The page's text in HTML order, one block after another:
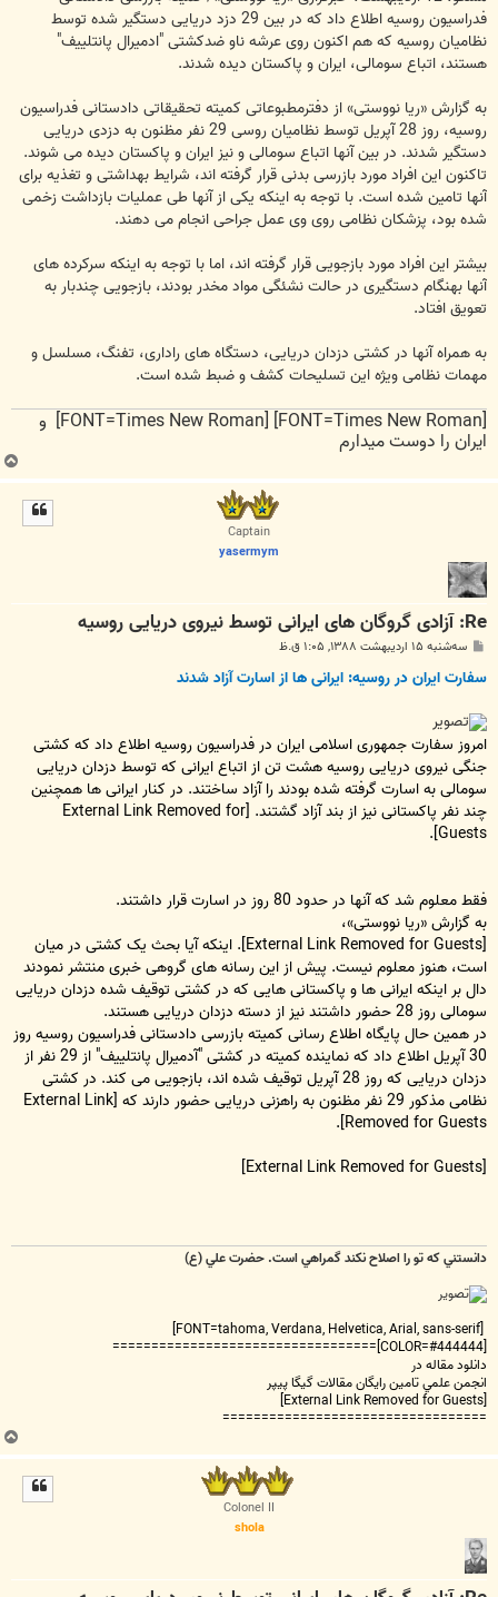
فدراسیون روسیه اطلاع داد که در بین 29 دزد دریایی دستگیر شده توسط
نظامیان روسیه که هم اکنون روی عرشه ناو ضدکشتی "ادمیرال پانتلییف"
هستند، اتباع سومالی، ایران و پاکستان دیده شدند.
به گزارش «ریا نووستی» از دفترمطبوعاتی کمیته تحقیقاتی دادستانی فدراسیون
روسیه، روز 28 آپریل توسط نظامیان روسی 29 نفر مظنون به دزدی دریایی
دستگیر شدند. در بین آنها اتباع سومالی و نیز ایران و پاکستان دیده می شوند.
تاکنون این افراد مورد بازرسی بدنی قرار گرفته اند، شرایط بهداشتی و تغذیه برای
آنها تامین شده است. با توجه به اینکه یکی از آنها طی عملیات بازداشت زخمی
شده بود، پزشکان نظامی روی وی عمل جراحی انجام می دهند.
بیشتر این افراد مورد بازجویی قرار گرفته اند، اما با توجه به اینکه سرکرده های
آنها بهنگام دستگیری در حالت نشئگی مواد مخدر بودند، بازجویی چندبار به
تعویق افتاد.
به همراه آنها در کشتی دزدان دریایی، دستگاه های راداری، تفنگ، مسلسل و
مهمات نظامی ویژه این تسلیحات کشف و ضبط شده است.
[FONT=Times New Roman] [FONT=Times New Roman] و
ایران را دوست میدارم
Captain
yasermym
Re: آزادی گروگان های ایرانی توسط نیروی دریایی روسیه
ت
سه‌شنبه ۱۵ اردیبهشت ۱۳۸۸, ۱:۰۵ ق.ظ
سفارت ایران در روسیه: ایرانی ها از اسارت آزاد شدند
امروز سفارت جمهوری اسلامی ایران در فدراسیون روسیه اطلاع داد که کشتی
جنگی نیروی دریایی روسیه هشت تن از اتباع ایرانی که توسط دزدان دریایی
سومالی به اسارت گرفته شده بودند را آزاد ساختند. در کنار ایرانی ها همچنین
چند نفر پاکستانی نیز از بند آزاد گشتند. [External Link Removed for
Guests]
.
فقط معلوم شد که آنها در حدود 80 روز در اسارت قرار داشتند.
به گزارش «ریا نووستی»،
[External Link Removed for Guests]
. اینکه آیا بحث یک کشتی در میان
است، هنوز معلوم نیست. پیش از این رسانه های گروهی خبری منتشر نمودند
دال بر اینکه ایرانی ها و پاکستانی هایی که در کشتی توقیف شده دزدان دریایی
سومالی روز 28 حضور داشتند نیز از دسته دزدان دریایی هستند.
در همین حال پایگاه اطلاع رسانی کمیته بازرسی دادستانی فدراسیون روسیه روز
30 آپریل اطلاع داد که نماینده کمیته در کشتی "آدمیرال پانتلییف" از 29 نفر از
دزدان دریایی که روز 28 آپریل توقیف شده اند، بازجویی می کند. در کشتی
نظامی مذکور 29 نفر مظنون به راهزنی دریایی حضور دارند که
[External Link
Removed for Guests]
.
[External Link Removed for Guests]
دانستني که تو را اصلاح نکند گمراهي است. حضرت علي (ع)
[FONT=tahoma, Verdana, Helvetica, Arial, sans-serif]
[COLOR=#444444]==================================
دانلود مقاله در
انجمن علمي تامين رايگان مقالات گيگا پيپر
[External Link Removed for Guests]
==================================
Colonel II
shola